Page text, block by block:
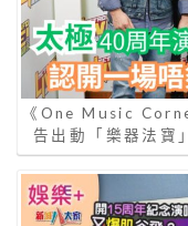
《One Music
告出動「樂器法寶